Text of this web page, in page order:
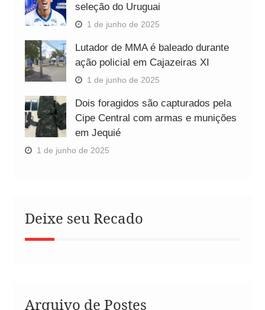
seleção do Uruguai
1 de junho de 2025
Lutador de MMA é baleado durante
ação policial em Cajazeiras XI
1 de junho de 2025
Dois foragidos são capturados pela
Cipe Central com armas e munições
em Jequié
1 de junho de 2025
Deixe seu Recado
Arquivo de Postes